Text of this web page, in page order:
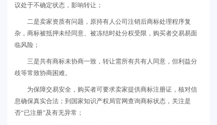
议处于不确定状态，影响转让；
二是卖家资质有问题，原持有人公司注销后商标处理程序复
杂，商标被抵押未经同意、被冻结时处分权受限，购买者交易易面
临风险；
三是共有商标未协商一致，转让需所有共有人同意，但利益分
歧等常致协商困难。
为保障交易安全，购买者可要求卖家提供商标注册证，核对信
息确保真实合法；到国家知识产权局官网查询商标状态，关注是
否“已注册”及有无异常；